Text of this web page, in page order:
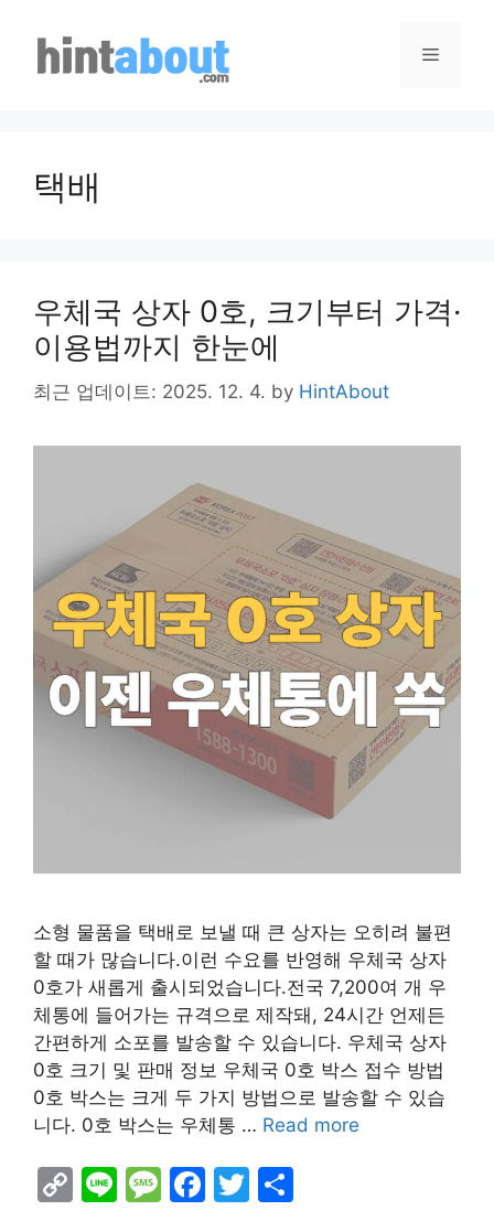
content
Menu
택배
우체국 상자 0호, 크기부터 가격·
이용법까지 한눈에
최근 업데이트: 2025. 12. 4. by HintAbout
소형 물품을 택배로 보낼 때 큰 상자는 오히려 불편
할 때가 많습니다.이런 수요를 반영해 우체국 상자
0호가 새롭게 출시되었습니다.전국 7,200여 개 우
체통에 들어가는 규격으로 제작돼, 24시간 언제든
간편하게 소포를 발송할 수 있습니다. 우체국 상자
0호 크기 및 판매 정보 우체국 0호 박스 접수 방법
0호 박스는 크게 두 가지 방법으로 발송할 수 있습
니다. 0호 박스는 우체통 … Read more
C
Li M F
T